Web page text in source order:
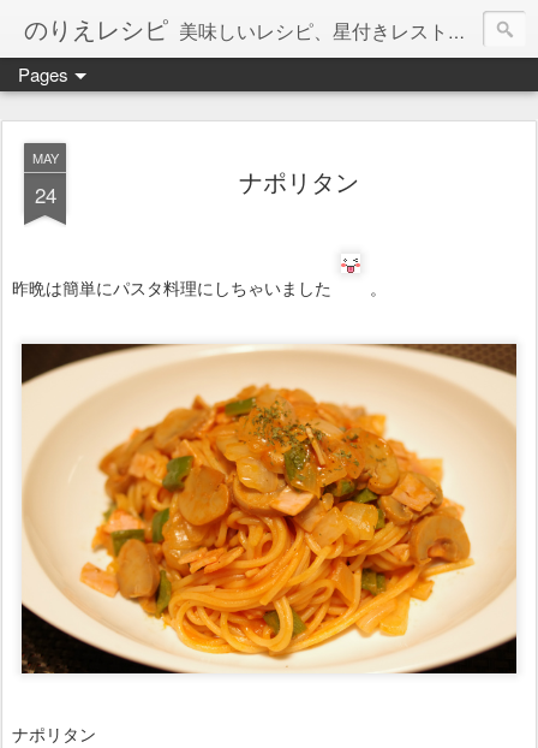
のりえレシピ 美味しいレシピ、星付きレストラン、絶品お取り寄せを紹介しています。
Pages
MAY
24 ナポリタン
昨晩は簡単にパスタ料理にしちゃいました 。
ナポリタン